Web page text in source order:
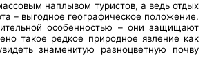
наплывом туристов, а ведь отдых
– выгодное географическое положение.
особенностью – они защищают
такое редкое природное явление как
знаменитую разноцветную почву